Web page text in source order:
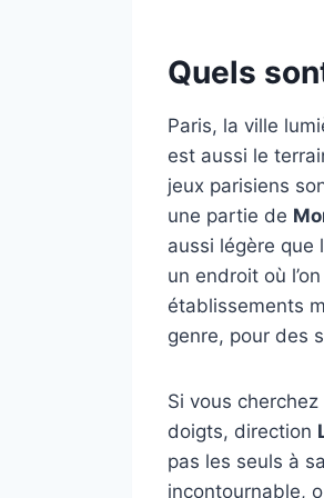
Quels
Paris, la ville
est aussi le
jeux parisiens
une partie de
aussi légère
un endroit où
établissements
genre, pour des
Si vous
doigts, direction
pas les seuls à
incontournable,